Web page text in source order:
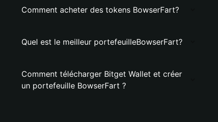
Comment acheter des tokens BowserFart?
Quel est le meilleur portefeuilleBowserFart?
Comment télécharger Bitget Wallet et créer
un portefeuille BowserFart ?